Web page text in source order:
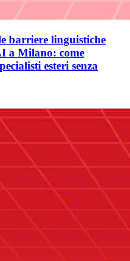
barriere linguistiche
a Milano: come
esteri senza